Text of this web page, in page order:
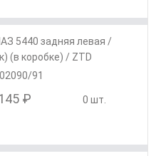
5440 задняя левая /
(в коробке) / ZTD
91
₽ 0 шт.